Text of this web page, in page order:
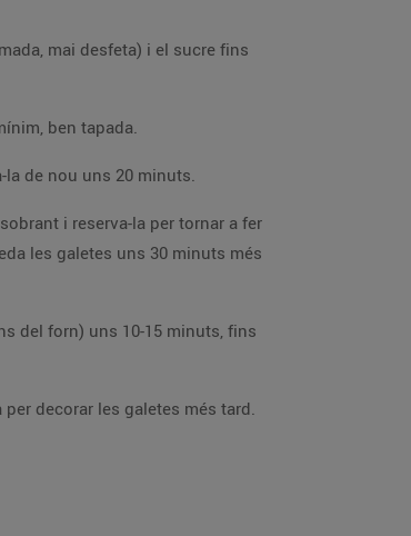
massa homogènia i reserva-la a la nevera, 1 hora mínim, ben tapada.
un corró fins que et quedi amb un gruix d’uns 5 mm., entre 2 papers de forn. Refreda-la de nou uns 20 minuts.
et quedi una massa llisa. Omple mànigues pastisseres o reserva-la per decorar les galetes més tard.